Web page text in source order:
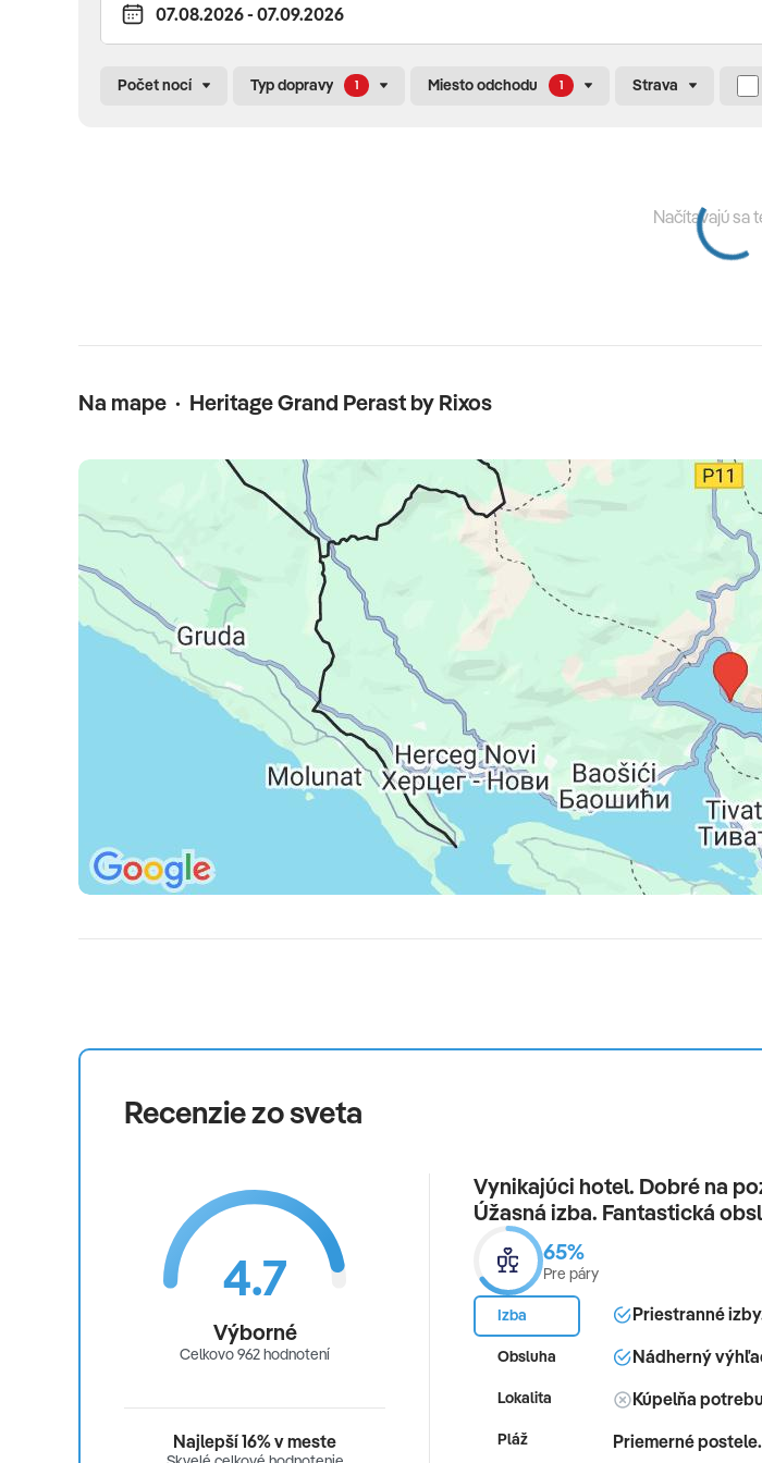
*****
Počet nocí Typ dopravy 1 Miesto odchodu 1 Strava
Načítavajú sa
Na mape · Heritage Grand Perast by Rixos
Recenzie zo sveta
4.7
Výborné
Celkovo 962 hodnotení
Najlepší 16% v meste
Vynikajúci hotel. Dobré na
Úžasná izba. Fantastická
65%
Pre páry
Izba
Obsluha
Lokalita
Pláž
Priestranné
Nádherný
Kúpelňa
Priemerné postele.